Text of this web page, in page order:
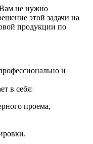
не нужно
этой задачи на
продукции по
и
в себя:
проема,